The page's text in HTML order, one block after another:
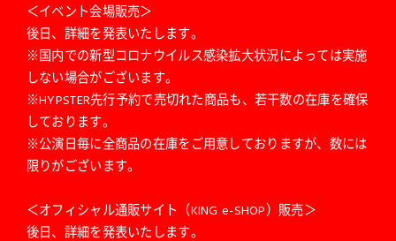
＜イベント会場販売＞
後日、詳細を発表いたします。
※国内での新型コロナウイルス感染拡大状況によっては実施
しない場合がございます。
※HYPSTER先行予約で売切れた商品も、若干数の在庫を確保
しております。
※公演日毎に全商品の在庫をご用意しておりますが、数には
限りがございます。
＜オフィシャル通販サイト（KING e-SHOP）販売＞
後日、詳細を発表いたします。